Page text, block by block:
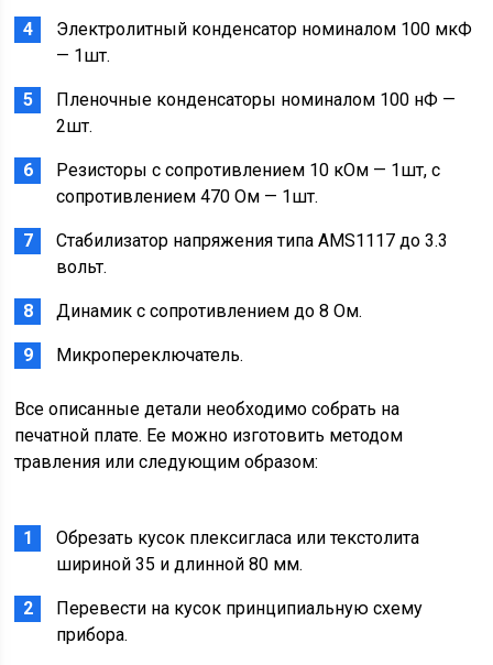
Электролитный конденсатор номиналом 100 мкФ
— 1шт.
Пленочные конденсаторы номиналом 100 нФ —
2шт.
Резисторы с сопротивлением 10 кОм — 1шт, с
сопротивлением 470 Ом — 1шт.
Стабилизатор напряжения типа AMS1117 до 3.3
вольт.
Динамик с сопротивлением до 8 Ом.
Микропереключатель.
Все описанные детали необходимо собрать на
печатной плате. Ее можно изготовить методом
травления или следующим образом:
Обрезать кусок плексигласа или текстолита
шириной 35 и длинной 80 мм.
Перевести на кусок принципиальную схему
прибора.